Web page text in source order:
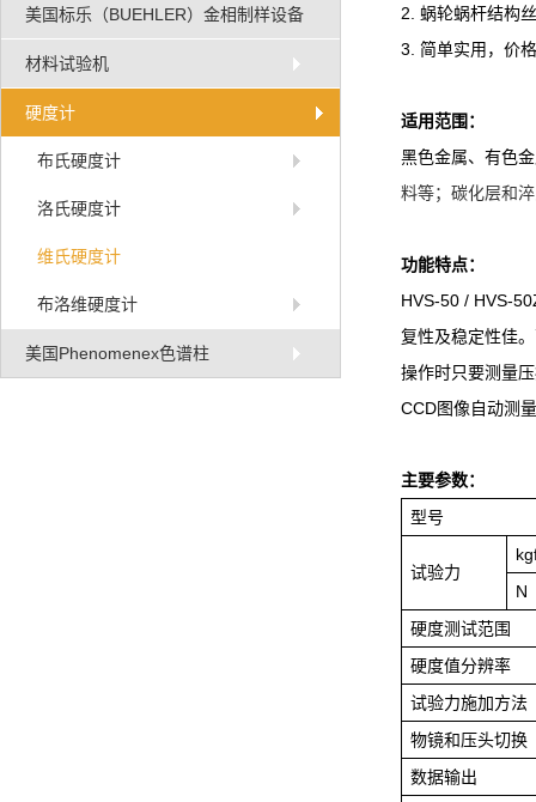
美国标乐（BUEHLER）金相制样设备
材料试验机
硬度计
布氏硬度计
洛氏硬度计
维氏硬度计
布洛维硬度计
美国Phenomenex色谱柱
2. 蜗轮蜗杆结构
3. 简单实用，价
适用范围：
黑色金属、有色
料等；碳化层和
功能特点：
HVS-50 / HVS-
复性及稳定性佳
操作时只要测量
CCD图像自动测
主要参数：
型号
试验力
N
硬度测试范围
硬度值分辨率
试验力施加方法
物镜和压头切换
数据输出